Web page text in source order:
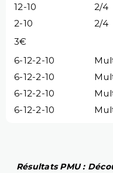
12-10
2/4
2-10
2/4
3€
6-12-2-10
6-12-2-10
6-12-2-10
6-12-2-10
Résultats PMU :